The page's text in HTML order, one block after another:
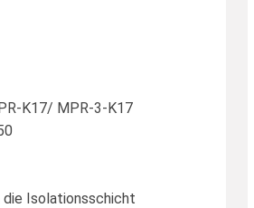
K17/ MPR-3-K17
die Isolationsschicht